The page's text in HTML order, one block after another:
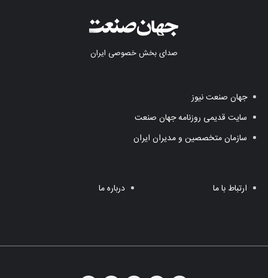
صدای بخش خصوصی ایران
جهان صنعت نیوز
سایت قدیمی روزنامه جهان صنعت
سازمان متخصصین و مدیران ایران
ارتباط با ما درباره ما